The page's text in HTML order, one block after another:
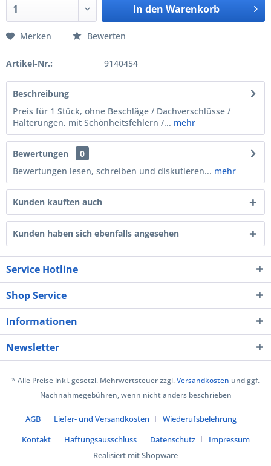
In den Warenkorb
Merken Bewerten
Artikel-Nr.: 9140454
Beschreibung
Preis für 1 Stück, ohne Beschläge / Dachverschlüsse /
Halterungen, mit Schönheitsfehlern /... mehr
Bewertungen
0
Bewertungen lesen, schreiben und diskutieren... mehr
Kunden kauften auch
Kunden haben sich ebenfalls angesehen
Service Hotline
Shop Service
Informationen
Newsletter
* Alle Preise inkl. gesetzl. Mehrwertsteuer zzgl.Versandkosten und ggf.
Nachnahmegebühren, wenn nicht anders beschrieben
AGB Liefer- und Versandkosten
Wiederufsbelehrung
Kontakt
Haftungsausschluss Datenschutz
Impressum
Realisiert mit Shopware